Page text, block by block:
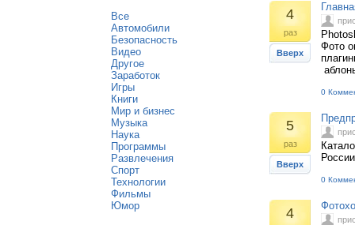
Все
Автомобили
Безопасность
Видео
Другое
Заработок
Игры
Книги
Мир и бизнес
Музыка
Наука
Программы
Развлечения
Спорт
Технологии
Фильмы
Юмор
4
раз
Вверх
Фото
0
5
раз
Вверх
0
4